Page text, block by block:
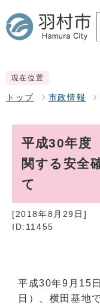
現在位置
トップ 市政情報
平成30年度
関する安全
て
[2018年8月29日]
ID:11455
平成30年9月15
日）、横田基地